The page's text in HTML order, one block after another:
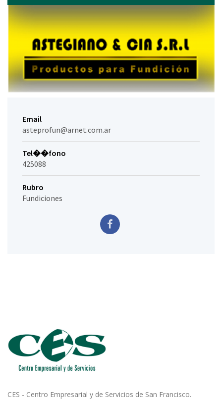
Email
asteprofun@arnet.com.ar
Tel��fono
425088
Rubro
Fundiciones
CES - Centro Empresarial y de Servicios de San Francisco.